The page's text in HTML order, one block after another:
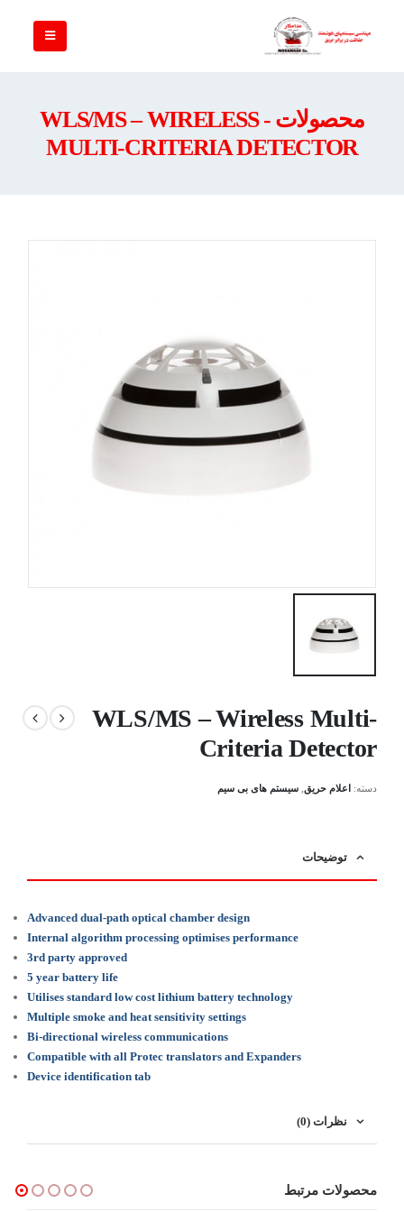
محصولات - WLS/MS – WIRELESS
MULTI-CRITERIA DETECTOR
WLS/MS – Wireless Multi-
Criteria Detector
دسته: اعلام حریق سیستم های بی سیم
توضیحات
Advanced dual-path optical chamber design
Internal algorithm processing optimises performance
3rd party approved
5 year battery life
Utilises standard low cost lithium battery technology
Multiple smoke and heat sensitivity settings
Bi-directional wireless communications
Compatible with all Protec translators and Expanders
Device identification tab
نظرات (0)
محصولات مرتبط